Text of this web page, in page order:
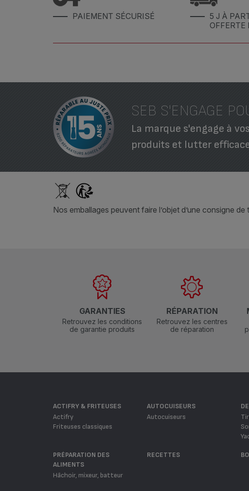
PAIEMENT SÉCURISÉ
5 J À
OFFERTE
SEB S'ENGAGE
La marque s'engage à
produits et lutter
Nos emballages peuvent faire l’objet d’une consigne de
GARANTIES
Retrouvez les conditions
de garantie produits
RÉPARATION
Retrouvez les centres
de réparation
ACTIFRY & FRITEUSES
Actifry
Friteuses classiques
AUTOCUISEURS
Autocuiseurs
PRÉPARATION DES
ALIMENTS
Hâchoir, mixeur, batteur
RECETTES